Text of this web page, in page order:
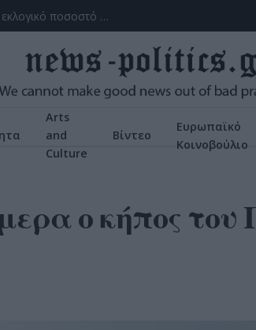
(ΒΙΝΤΕΟ) Η ώρα των διλημμάτων έχει τελειώσει: «Το εκλογικό ποσοστό του Αν. Σαμαρά θα είναι έκπληξη για όλους»
Arts
and
Culture
Βίντεο
Ευρωπαϊκό
Κοινοβούλιο
ο κήπος